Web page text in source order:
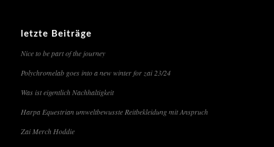
letzte Beiträge
Nice to be part of the journey
Polychromelab goes into a new winter for zai 23/24
Was ist eigentlich Nachhaltigkeit
Harpa Equestrian umweltbewusste Reitbekleidung mit Anspruch
Zai Merch Hoddie